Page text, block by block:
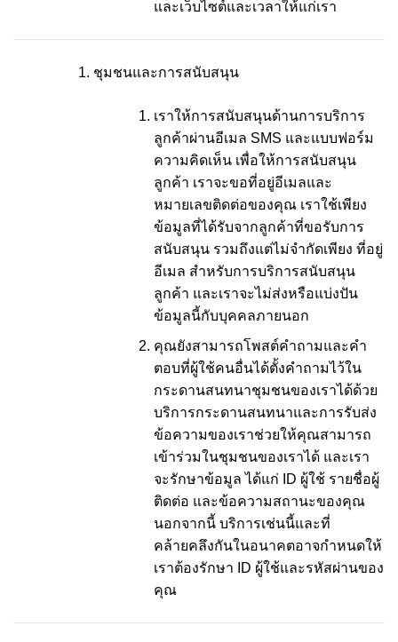
และเว็บไซต์และเวลาให้แก่เรา
ชุมชนและการสนับสนุน
เราให้การสนับสนุนด้านการบริการ
ลูกค้าผ่านอีเมล SMS และแบบฟอร์ม
ความคิดเห็น เพื่อให้การสนับสนุน
ลูกค้า เราจะขอที่อยู่อีเมลและ
หมายเลขติดต่อของคุณ เราใช้เพียง
ข้อมูลที่ได้รับจากลูกค้าที่ขอรับการ
สนับสนุน รวมถึงแต่ไม่จำกัดเพียง ที่อยู่
อีเมล สำหรับการบริการสนับสนุน
ลูกค้า และเราจะไม่ส่งหรือแบ่งปัน
ข้อมูลนี้กับบุคคลภายนอก
คุณยังสามารถโพสต์คำถามและคำ
ตอบที่ผู้ใช้คนอื่นได้ตั้งคำถามไว้ใน
กระดานสนทนาชุมชนของเราได้ด้วย
บริการกระดานสนทนาและการรับส่ง
ข้อความของเราช่วยให้คุณสามารถ
เข้าร่วมในชุมชนของเราได้ และเรา
จะรักษาข้อมูล ได้แก่ ID ผู้ใช้ รายชื่อผู้
ติดต่อ และข้อความสถานะของคุณ
นอกจากนี้ บริการเช่นนี้และที่
คล้ายคลึงกันในอนาคตอาจกำหนดให้
เราต้องรักษา ID ผู้ใช้และรหัสผ่านของ
คุณ